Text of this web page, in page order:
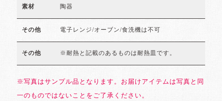
素材 陶器
その他 電子レンジ/オーブン/食洗機は不可
その他 ※耐熱と記載のあるものは耐熱皿です。
※写真はサンプル品となります。お届けアイテムは写真と同
一のものではないことをご了承ください。